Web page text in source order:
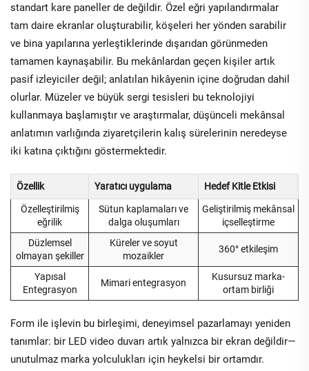
standart kare paneller de değildir. Özel eğri yapılandırmalar
tam daire ekranlar oluşturabilir, köşeleri her yönden sarabilir
ve bina yapılarına yerleştiklerinde dışarıdan görünmeden
tamamen kaynaşabilir. Bu mekânlardan geçen kişiler artık
pasif izleyiciler değil; anlatılan hikâyenin içine doğrudan dahil
olurlar. Müzeler ve büyük sergi tesisleri bu teknolojiyi
kullanmaya başlamıştır ve araştırmalar, düşünceli mekânsal
anlatımın varlığında ziyaretçilerin kalış sürelerinin neredeyse
iki katına çıktığını göstermektedir.
Özellik Yaratıcı uygulama Hedef Kitle Etkisi
Özelleştirilmiş
eğrilik
Sütun kaplamaları ve
dalga oluşumları
Geliştirilmiş mekânsal
içselleştirme
Düzlemsel
olmayan şekiller
Küreler ve soyut
mozaikler
360° etkileşim
Yapısal
Entegrasyon
Mimari entegrasyon
Kusursuz marka-
ortam birliği
Form ile işlevin bu birleşimi, deneyimsel pazarlamayı yeniden
tanımlar: bir LED video duvarı artık yalnızca bir ekran değildir—
unutulmaz marka yolculukları için heykelsi bir ortamdır.